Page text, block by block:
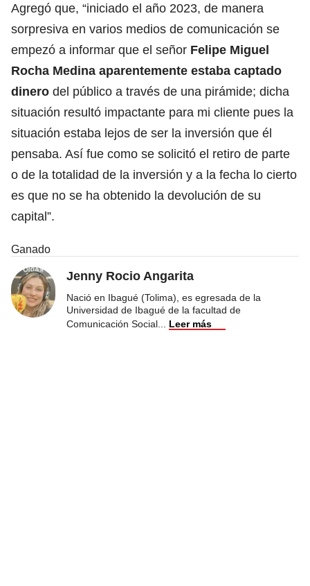
Agregó que, “iniciado el año 2023, de manera
sorpresiva en varios medios de comunicación se
empezó a informar que el señor Felipe Miguel
Rocha Medina aparentemente estaba captado
dinero del público a través de una pirámide; dicha
situación resultó impactante para mi cliente pues la
situación estaba lejos de ser la inversión que él
pensaba. Así fue como se solicitó el retiro de parte
o de la totalidad de la inversión y a la fecha lo cierto
es que no se ha obtenido la devolución de su
capital”.
Ganado
Jenny Rocio Angarita
Nació en Ibagué (Tolima), es egresada de la
Universidad de Ibagué de la facultad de
Comunicación Social
Leer más